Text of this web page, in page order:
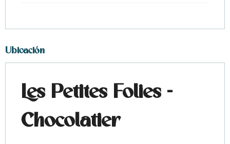
Ubicación
Les Petites Folies -
Chocolatier